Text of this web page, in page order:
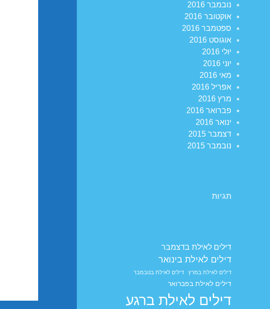
נובמבר 2016
אוקטובר 2016
ספטמבר 2016
אוגוסט 2016
יולי 2016
יוני 2016
מאי 2016
אפריל 2016
מרץ 2016
פברואר 2016
ינואר 2016
דצמבר 2015
נובמבר 2015
תגיות
דילים לאילת בדצמבר
דילים לאילת בינואר
דילים לאילת במרץ דילים לאילת בנובמבר
דילים לאילת בפברואר
דילים לאילת ברגע